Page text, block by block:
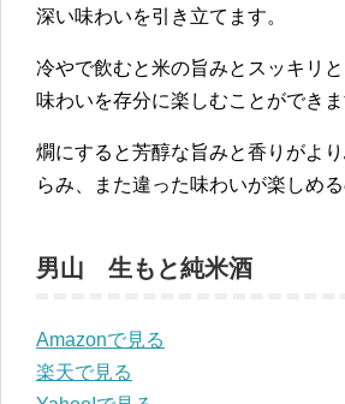
深い味わいを引き立てます。
冷やで飲むと米の旨みとスッキリ
味わいを存分に楽しむことができま
燗にすると芳醇な旨みと香りがより
らみ、また違った味わいが楽しめ
男山 生もと純米酒
Amazonで見る
楽天で見る